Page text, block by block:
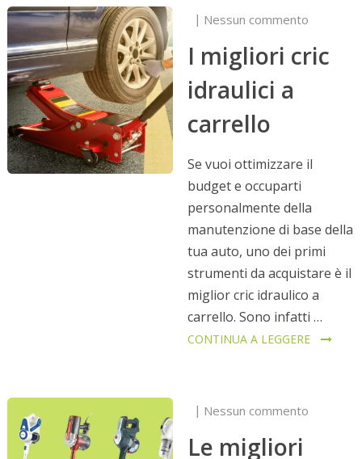
Nessun commento
I migliori cric
idraulici a
carrello
Se vuoi ottimizzare il
budget e occuparti
personalmente della
manutenzione di base della
tua auto, uno dei primi
strumenti da acquistare è il
miglior cric idraulico a
carrello. Sono infatti …
CONTINUA A LEGGERE
Nessun commento
Le migliori